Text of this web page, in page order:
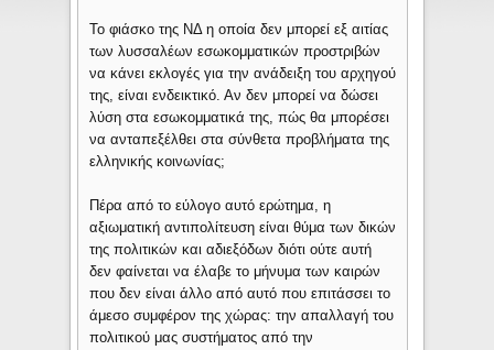
Το φιάσκο της ΝΔ η οποία δεν μπορεί εξ αιτίας
των λυσσαλέων εσωκομματικών προστριβών
να κάνει εκλογές για την ανάδειξη του αρχηγού
της, είναι ενδεικτικό. Αν δεν μπορεί να δώσει
λύση στα εσωκομματικά της, πώς θα μπορέσει
να ανταπεξέλθει στα σύνθετα προβλήματα της
ελληνικής κοινωνίας;
Πέρα από το εύλογο αυτό ερώτημα, η
αξιωματική αντιπολίτευση είναι θύμα των δικών
της πολιτικών και αδιεξόδων διότι ούτε αυτή
δεν φαίνεται να έλαβε το μήνυμα των καιρών
που δεν είναι άλλο από αυτό που επιτάσσει το
άμεσο συμφέρον της χώρας: την απαλλαγή του
πολιτικού μας συστήματος από την